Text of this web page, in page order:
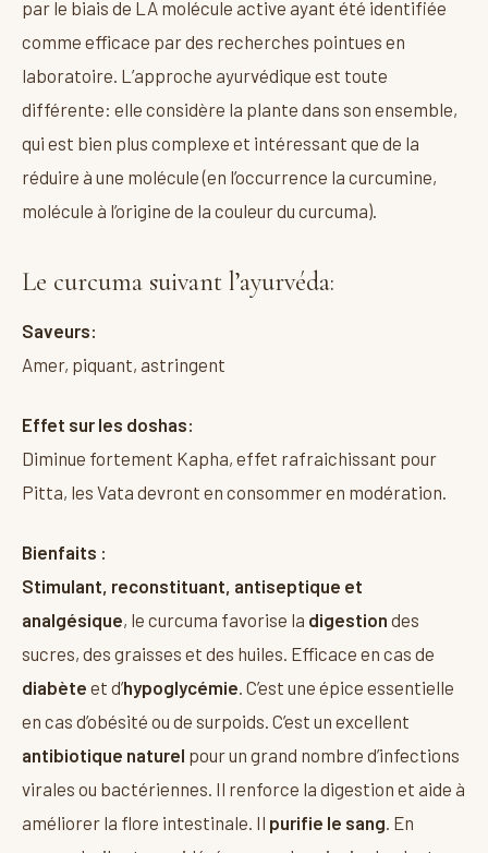
par le biais de LA molécule active ayant été identifiée
comme efficace par des recherches pointues en
laboratoire. L’approche ayurvédique est toute
différente: elle considère la plante dans son ensemble,
qui est bien plus complexe et intéressant que de la
réduire à une molécule (en l’occurrence la curcumine,
molécule à l’origine de la couleur du curcuma).
Le curcuma suivant l’ayurvéda:
Saveurs:
Amer, piquant, astringent
Effet sur les doshas:
Diminue fortement Kapha, effet rafraichissant pour
Pitta, les Vata devront en consommer en modération.
Bienfaits :
Stimulant, reconstituant, antiseptique et
analgésique, le curcuma favorise la digestion des
sucres, des graisses et des huiles. Efficace en cas de
diabète et d’hypoglycémie . C’est une épice essentielle
en cas d’obésité ou de surpoids. C’est un excellent
antibiotique naturel pour un grand nombre d’infections
virales ou bactériennes. Il renforce la digestion et aide à
améliorer la flore intestinale. Il purifie le sang . En